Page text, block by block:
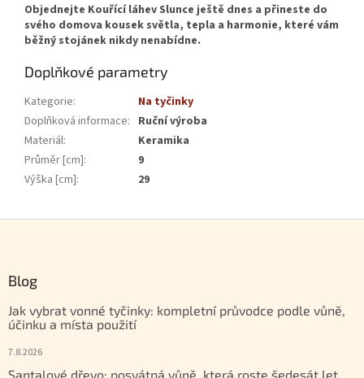
Objednejte Kouřící láhev Slunce ještě dnes a přineste do
svého domova kousek světla, tepla a harmonie, které vám
běžný stojánek nikdy nenabídne.
Doplňkové parametry
Kategorie:
Na tyčinky
Doplňková informace: Ruční výroba
Materiál:
Keramika
Průměr [cm]:
9
Výška [cm]: 29
Blog
Jak vybrat vonné tyčinky: kompletní průvodce podle vůně,
účinku a místa použití
7.8.2026
Santalové dřevo: posvátná vůně, která roste šedesát let